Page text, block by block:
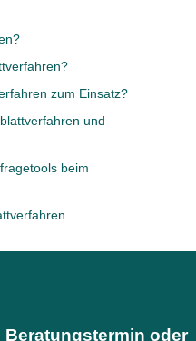
zum Einsatz?
und
beim
oder